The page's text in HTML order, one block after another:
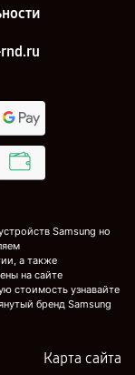
Samsung но
а также
на сайте
стоимость узнавайте
бренд Samsung
Карта сайта